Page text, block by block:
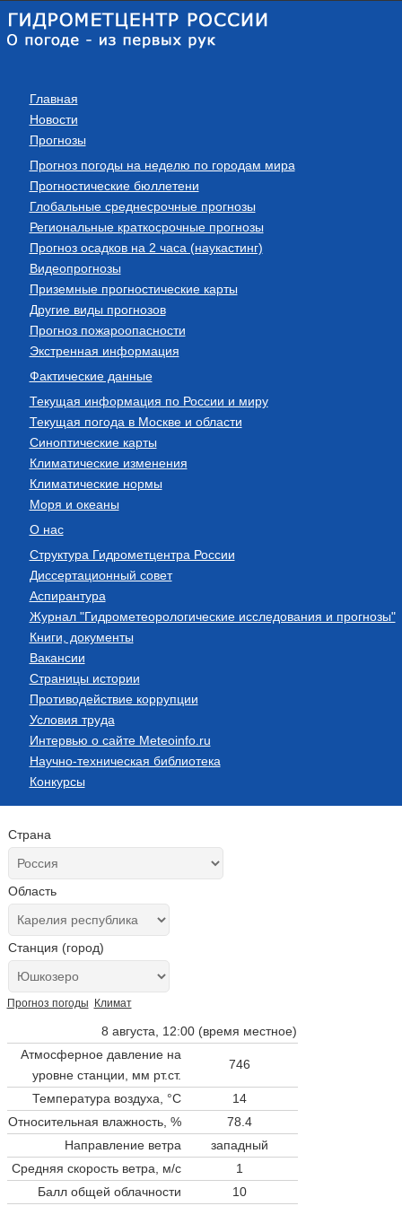
Главная
Новости
Прогнозы
Прогноз погоды на неделю по городам мира
Прогностические бюллетени
Глобальные среднесрочные прогнозы
Региональные краткосрочные прогнозы
Прогноз осадков на 2 часа (наукастинг)
Видеопрогнозы
Приземные прогностические карты
Другие виды прогнозов
Прогноз пожароопасности
Экстренная информация
Фактические данные
Текущая информация по России и миру
Текущая погода в Москве и области
Синоптические карты
Климатические изменения
Климатические нормы
Моря и океаны
О нас
Структура Гидрометцентра России
Диссертационный совет
Аспирантура
Журнал "Гидрометеорологические исследования и прогнозы"
Книги, документы
Вакансии
Страницы истории
Противодействие коррупции
Условия труда
Интервью о сайте Meteoinfo.ru
Научно-техническая библиотека
Конкурсы
Страна
Область
Станция (город)
Прогноз погоды Климат
8 августа, 12:00 (время местное)
Атмосферное давление на
уровне станции, мм рт.ст.
746
Температура воздуха, °C
14
Относительная влажность, %
78.4
Направление ветра
западный
Средняя скорость ветра, м/с
1
Балл общей облачности
10